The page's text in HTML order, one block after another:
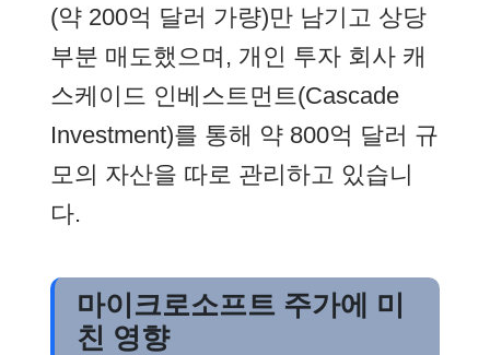
(약 200억 달러 가량)만 남기고 상당
부분 매도했으며, 개인 투자 회사 캐
스케이드 인베스트먼트(Cascade
Investment)를 통해 약 800억 달러 규
모의 자산을 따로 관리하고 있습니
다.
마이크로소프트 주가에 미
친 영향